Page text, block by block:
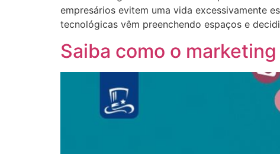
empresários evitem uma vida excessivamente
tecnológicas vêm preenchendo espaços e
Saiba como o